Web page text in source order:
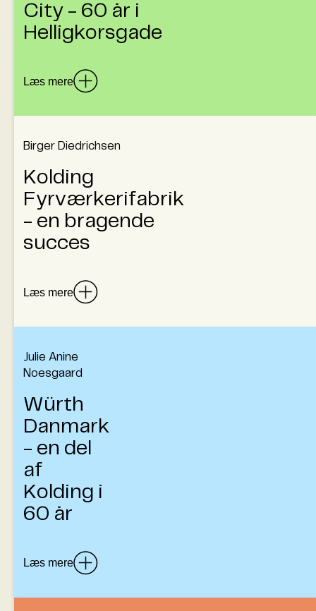
City - 60 år i
Helligkorsgade
Læs mere
Med Føtex Kolding Citys åbning i 1965 blev
koldingenserne præsenteret for en helt ny
måde at handle på: selvbetjening,
rulletrapper og alt fra fødevarer til tekstiler
samlet under ét tag. Gennem de seneste
mange koldingenseres hverdag, både som
praktisk indkøbssted, men også som
sal.
Birger Diedrichsen
Kolding
Fyrværkerifabrik
- en bragende
succes
Læs mere
et lille skur ved ‘Tivolipladsen’ på
Gøhlmannsvej, men det hele begyndte i
Flensburg, hvor forfatterens tipoldefar
Hans Diedrichsen grundlagde fabrikken i
Kolding, hvor der blev produceret
fyrværkeri på Kolding Fyrværkerifabrik med
forfatterens farfar og senere hans onkel i
Julie Anine
Noesgaard
Würth
Danmark
- en del
af
Kolding i
60 år
Læs mere